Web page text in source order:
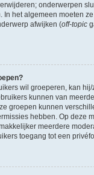
onderwerpen
In het algemeen moeten
afwijken (off-topic
wil groeperen, kan
kunnen van
groepen kunnen
hebben. Op deze
meerdere
toegang tot een